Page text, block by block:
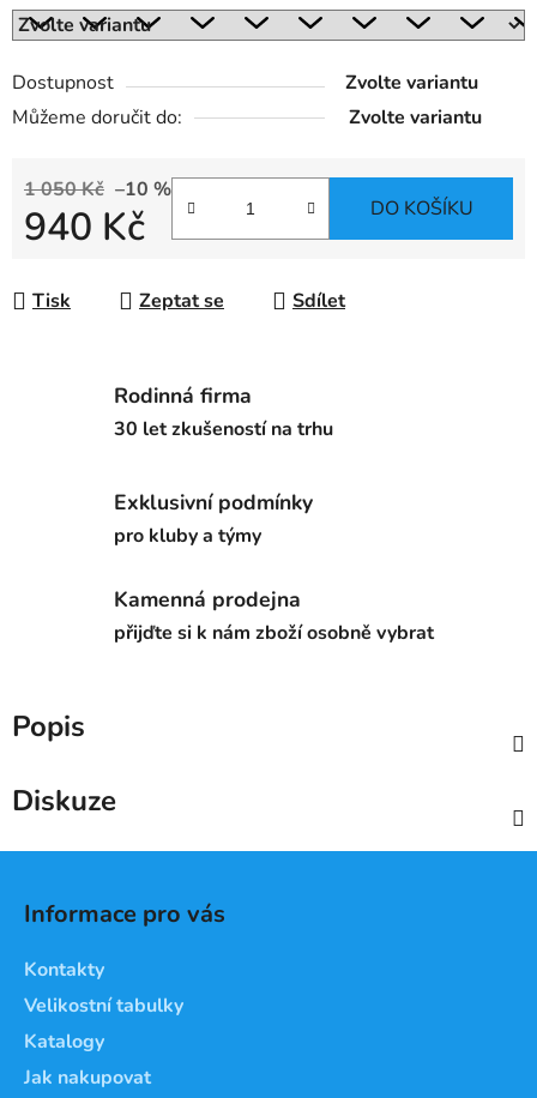
Dostupnost
Zvolte variantu
Můžeme doručit do:
Zvolte variantu
1 050 Kč –10 %
940 Kč DO KOŠÍKU
Tisk Zeptat se Sdílet
Rodinná firma
30 let zkušeností na trhu
Exklusivní podmínky
pro kluby a týmy
Kamenná prodejna
přijďte si k nám zboží osobně vybrat
Popis
Diskuze
Informace pro vás
Kontakty
Velikostní tabulky
Katalogy
Jak nakupovat